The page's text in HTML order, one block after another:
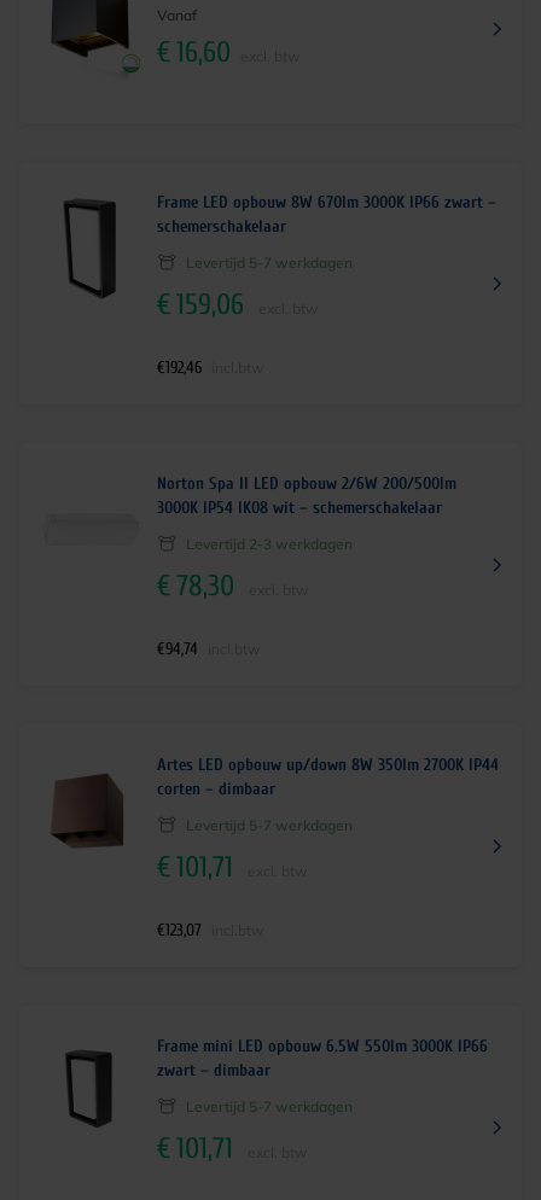
Vanaf
€16,60
Frame LED opbouw 8W 670lm 3000K IP66 zwart –
schemerschakelaar
Levertijd 5-7 werkdagen
€159,06
€192,46
Norton Spa II LED opbouw 2/6W 200/500lm
3000K IP54 IK08 wit – schemerschakelaar
Levertijd 2-3 werkdagen
€78,30
€94,74
Artes LED opbouw up/down 8W 350lm 2700K IP44
corten – dimbaar
Levertijd 5-7 werkdagen
€101,71
€123,07
Frame mini LED opbouw 6.5W 550lm 3000K IP66
zwart – dimbaar
Levertijd 5-7 werkdagen
€101,71